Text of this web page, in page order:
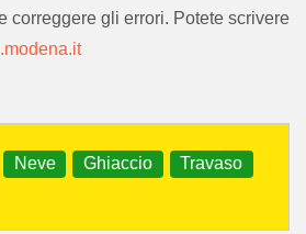
correggere gli errori. Potete scrivere
Neve Ghiaccio
Travaso